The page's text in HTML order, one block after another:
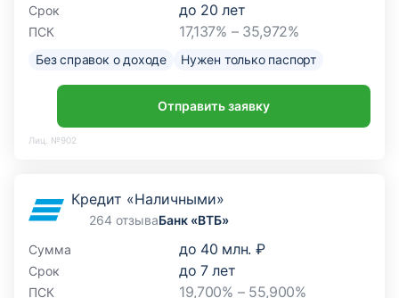
Срок до 20 лет
ПСК 17,137% – 35,972%
Без справок о доходе Нужен только паспорт
Отправить заявку
Лиц. №902
Кредит «Наличными»
264 отзываБанк «ВТБ»
Сумма
до 40 млн. ₽
Срок до7лет
ПСК 19,700% – 55,900%